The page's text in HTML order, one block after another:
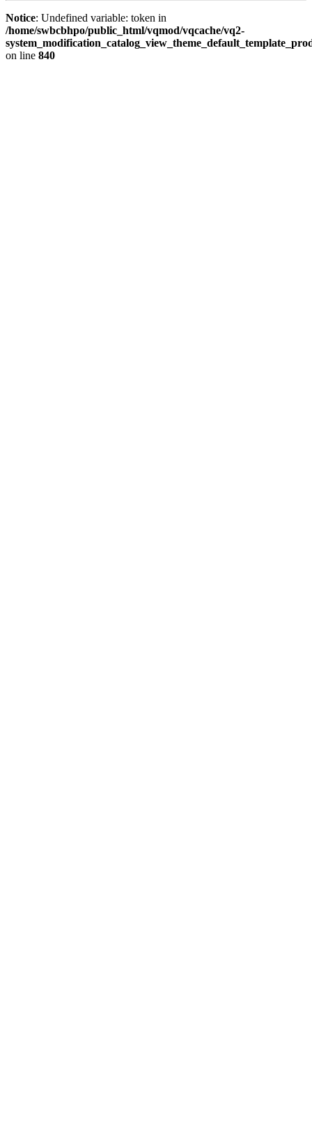
Notice: Undefined variable: token in
/home/swbcbhpo/public_html/vqmod/vqcache/vq2-
on line 840